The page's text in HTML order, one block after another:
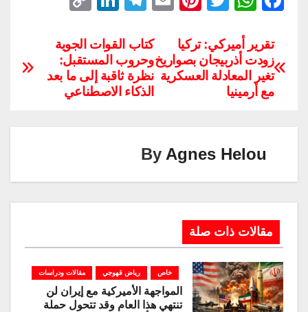
c
e
b
k
at
s
A
tt
er
er
e
st
ail
e
gr
a
k
e
dI
p
y
Li
كتاب القوات الجوية
وحروب المستقبل:
نظرة ثاقبة إلى ما بعد
الذكاء الاصطناعي
تقرير أميركي: تركيا
زودت أذربيجان بصواريخ
تغير المعادلة العسكرية
مع أرمينيا
By Agnes Helou
مقالات ذات صلة
خاص رياض قهوجي مقالات ودراسات
المواجهة الأميركية مع إيران لن
تنتهي هذا العام وقد تتحول حملة